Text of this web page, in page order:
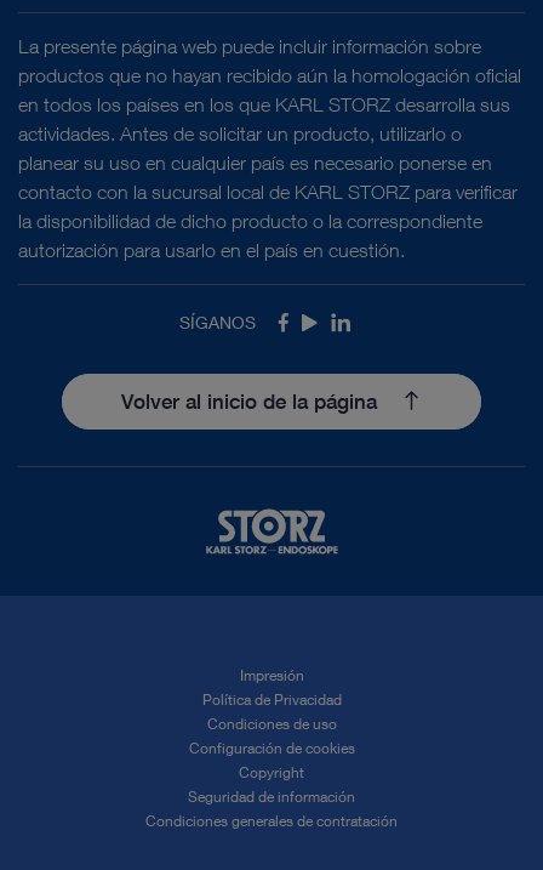
La presente página web puede incluir información sobre
productos que no hayan recibido aún la homologación oficial
en todos los países en los que KARL STORZ desarrolla sus
actividades. Antes de solicitar un producto, utilizarlo o
planear su uso en cualquier país es necesario ponerse en
contacto con la sucursal local de KARL STORZ para verificar
la disponibilidad de dicho producto o la correspondiente
autorización para usarlo en el país en cuestión.
SÍGANOS Facebook
YoutubeLinkedIn
Volver al inicio de la página
Impresión
Política de Privacidad
Condiciones de uso
Configuración de cookies
Copyright
Seguridad de información
Condiciones generales de contratación